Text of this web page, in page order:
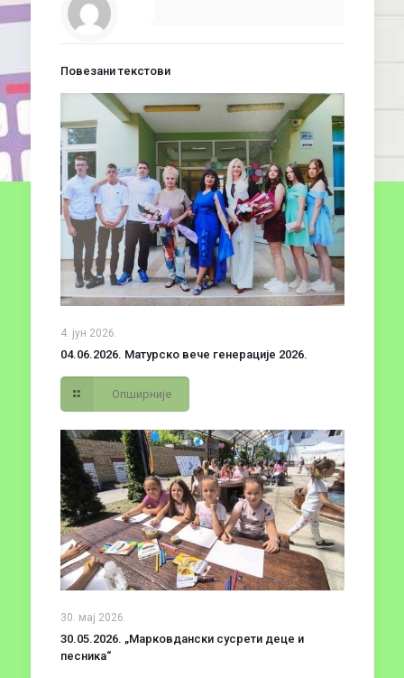
Повезани текстови
4. јун 2026.
04.06.2026. Матурско вече генерације 2026.
Опширније
30. мај 2026.
30.05.2026. „Марковдански сусрети деце и
песника“